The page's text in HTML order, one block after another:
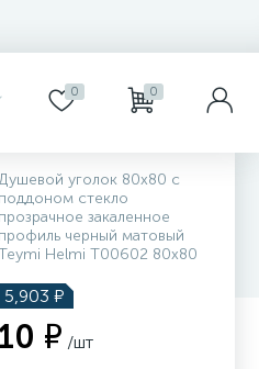
0 0
уголок 80х80 с
поддоном стекло
прозрачное закаленное
профиль черный матовый
Helmi T00602 80х80
5,903 ₽
₽ /шт